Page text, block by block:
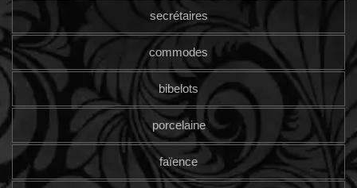
secrétaires
commodes
bibelots
porcelaine
faïence